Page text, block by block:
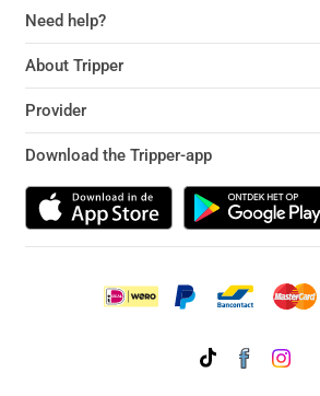
Need help?
About Tripper
Provider
Download the Tripper-app